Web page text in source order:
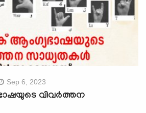
Sep 6, 2023
വിവർത്തന